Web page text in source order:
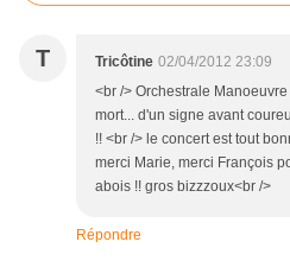
T Tricôtine 02/04/2012 23:09
<br /> Orchestrale
mort... d'un signe avant
!! <br /> le concert est tout
merci Marie, merci François
abois !! gros bizzzoux<br />
Répondre